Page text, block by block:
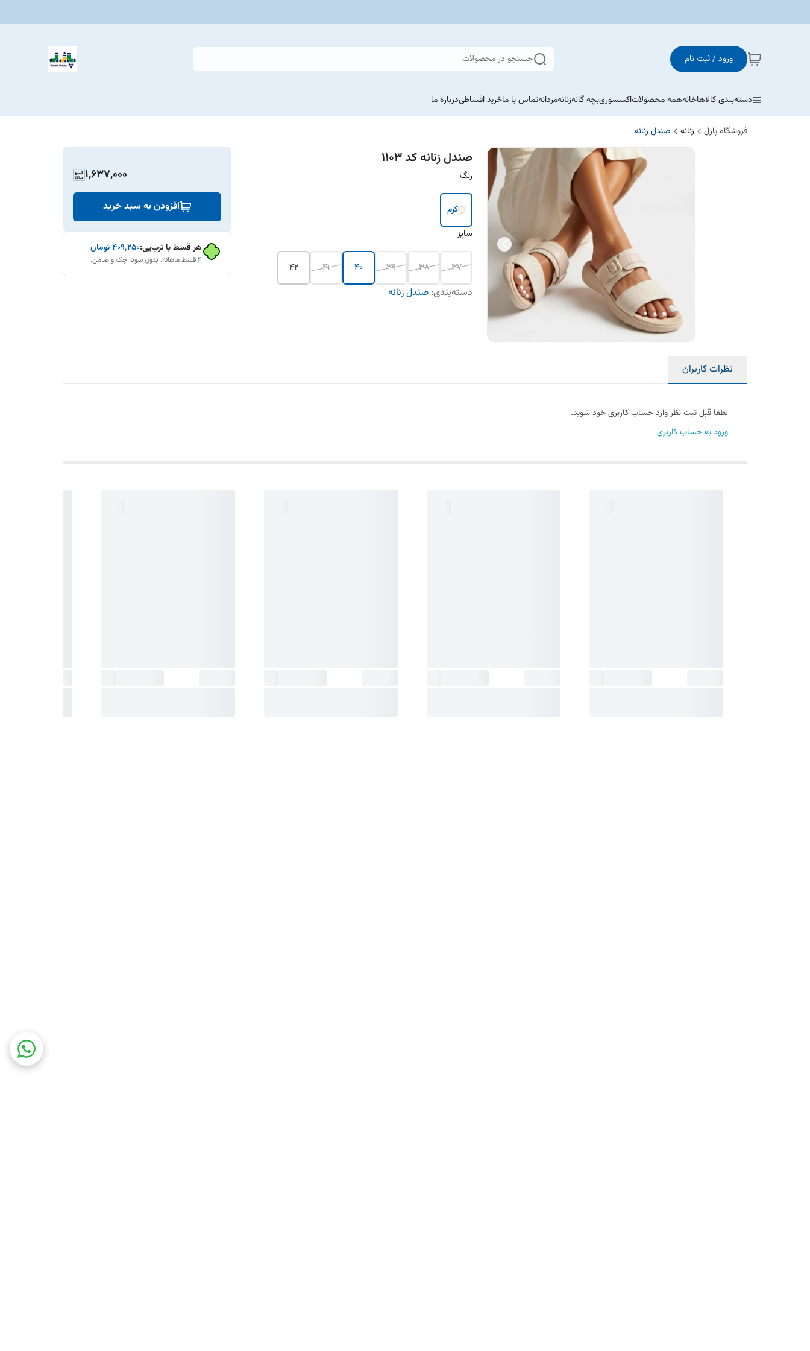
ورود / ثبت نام جستجو در محصولات
دسته‌بندی کالاهاخانههمه محصولاتاکسسوریبچه گانهزنانهمردانهتماس با ماخرید اقساطیدرباره ما
فروشگاه پازل زنانه صندل زنانه
صندل زنانه کد ۱۱۰۳
رنگ
کرم
سایز
37
38
39
40
41
42
دسته‌بندی:صندل زنانه
1,637,000
افزودن به سبد خرید
هر قسط با ترب‌پی:۴۰۹٬۲۵۰تومان
۴ قسط ماهانه. بدون سود، چک و ضامن.
نظرات کاربران
لطفا قبل ثبت نظر وارد حساب کاربری خود شوید.
ورود به حساب کاربری